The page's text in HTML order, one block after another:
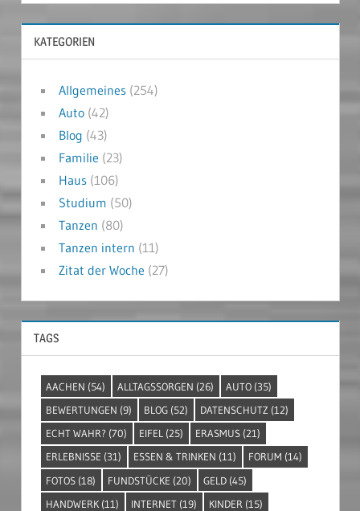
KATEGORIEN
Allgemeines(254)
Auto(42)
Blog (43)
Familie (23)
Haus(106)
Studium (50)
Tanzen (80)
Tanzen intern (11)
Zitat der Woche (27)
TAGS
AACHEN (54) ALLTAGSSORGEN (26) AUTO (35)
BEWERTUNGEN (9) BLOG (52) DATENSCHUTZ (12)
ECHT WAHR? (70) EIFEL (25) ERASMUS (21)
ERLEBNISSE (31) ESSEN & TRINKEN (11) FORUM (14)
FOTOS (18) FUNDSTÜCKE (20) GELD (45)
HANDWERK (11) INTERNET (19) KINDER (15)